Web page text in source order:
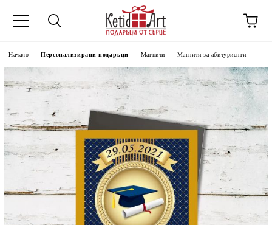
Начало Персонализирани подаръци Магнити Магнити за абитуриенти